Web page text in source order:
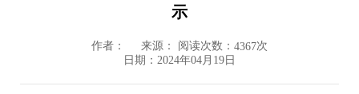
示
作者： 来源： 阅读次数： 4367次
日期：2024年04月19日